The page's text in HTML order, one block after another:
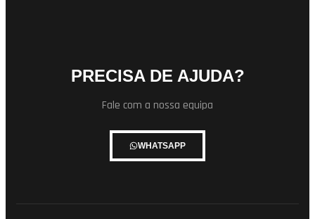
PRECISA DE AJUDA?
Fale com a nossa equipa
WHATSAPP